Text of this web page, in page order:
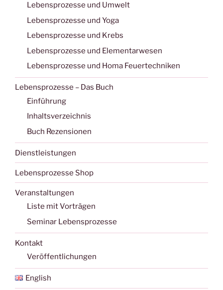
Lebensprozesse und Umwelt
Lebensprozesse und Yoga
Lebensprozesse und Krebs
Lebensprozesse und Elementarwesen
Lebensprozesse und Homa Feuertechniken
Lebensprozesse – Das Buch
Einführung
Inhaltsverzeichnis
Buch Rezensionen
Dienstleistungen
Lebensprozesse Shop
Veranstaltungen
Liste mit Vorträgen
Seminar Lebensprozesse
Kontakt
Veröffentlichungen
English